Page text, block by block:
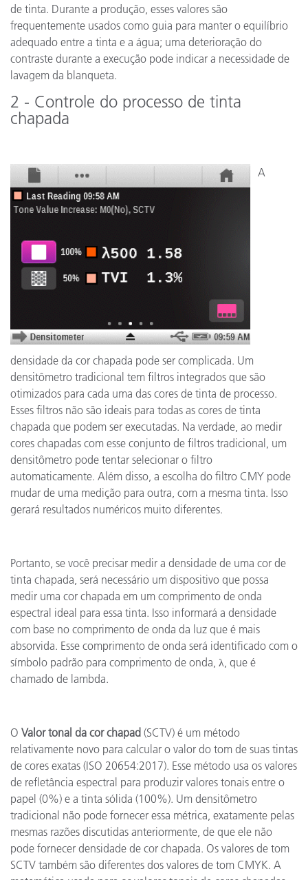
de tinta. Durante a produção, esses valores são
frequentemente usados como guia para manter o equilíbrio
adequado entre a tinta e a água; uma deterioração do
contraste durante a execução pode indicar a necessidade de
lavagem da blanqueta.
2 - Controle do processo de tinta
chapada
A
densidade da cor chapada pode ser complicada. Um
densitômetro tradicional tem filtros integrados que são
otimizados para cada uma das cores de tinta de processo.
Esses filtros não são ideais para todas as cores de tinta
chapada que podem ser executadas. Na verdade, ao medir
cores chapadas com esse conjunto de filtros tradicional, um
densitômetro pode tentar selecionar o filtro
automaticamente. Além disso, a escolha do filtro CMY pode
mudar de uma medição para outra, com a mesma tinta. Isso
gerará resultados numéricos muito diferentes.
Portanto, se você precisar medir a densidade de uma cor de
tinta chapada, será necessário um dispositivo que possa
medir uma cor chapada em um comprimento de onda
espectral ideal para essa tinta. Isso informará a densidade
com base no comprimento de onda da luz que é mais
absorvida. Esse comprimento de onda será identificado com o
símbolo padrão para comprimento de onda, λ, que é
chamado de lambda.
O Valor tonal da cor chapad (SCTV) é um método
relativamente novo para calcular o valor do tom de suas tintas
de cores exatas (ISO 20654:2017). Esse método usa os valores
de refletância espectral para produzir valores tonais entre o
papel (0%) e a tinta sólida (100%). Um densitômetro
tradicional não pode fornecer essa métrica, exatamente pelas
mesmas razões discutidas anteriormente, de que ele não
pode fornecer densidade de cor chapada. Os valores de tom
SCTV também são diferentes dos valores de tom CMYK. A